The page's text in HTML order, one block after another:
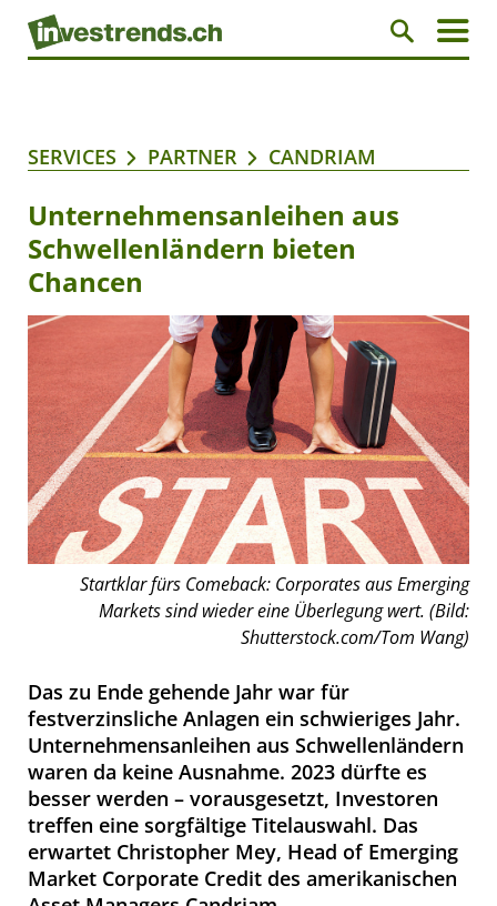
SERVICES PARTNER CANDRIAM
Unternehmensanleihen aus
Schwellenländern bieten
Chancen
Startklar fürs Comeback: Corporates aus Emerging
Markets sind wieder eine Überlegung wert. (Bild:
Shutterstock.com/Tom Wang)
Das zu Ende gehende Jahr war für
festverzinsliche Anlagen ein schwieriges Jahr.
Unternehmensanleihen aus Schwellenländern
waren da keine Ausnahme. 2023 dürfte es
besser werden – vorausgesetzt, Investoren
treffen eine sorgfältige Titelauswahl. Das
erwartet Christopher Mey, Head of Emerging
Market Corporate Credit des amerikanischen